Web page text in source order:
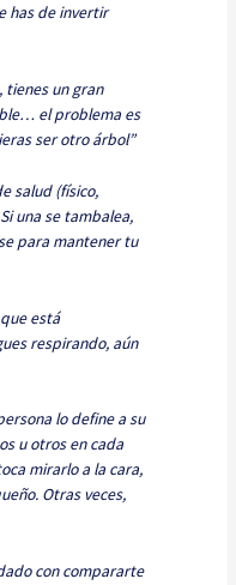
has de invertir
tienes un gran
el problema es
ser otro árbol”
salud (físico,
una se tambalea,
para mantener tu
está
respirando, aún
lo define a su
u otros en cada
mirarlo a la cara,
Otras veces,
con compararte